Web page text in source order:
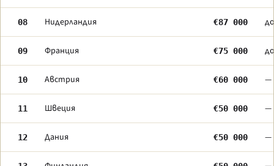
08 Нидерландия €87 000
09 Франция €75 000
10 Австрия €60 000 —
11 Швеция €50 000 —
12 Дания €50 000 —